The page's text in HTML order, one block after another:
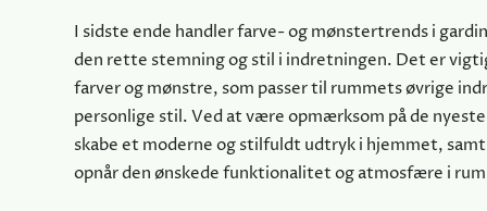
I sidste ende handler farve- og mønstertrends i
den rette stemning og stil i indretningen. Det er
farver og mønstre, som passer til rummets øvrige
personlige stil. Ved at være opmærksom på de
skabe et moderne og stilfuldt udtryk i hjemmet,
opnår den ønskede funktionalitet og atmosfære i